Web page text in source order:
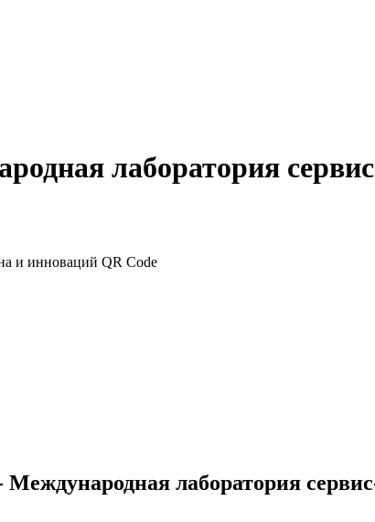
лаборатория
лаборатория